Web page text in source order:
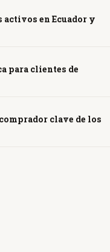
activos en Ecuador y
para clientes de
clave de los